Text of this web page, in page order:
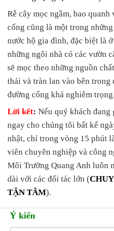
Rễ cây mọc ngầm, bao
cống cũng là một trong
nước hộ gia đình, đặc biệt là
những ngôi nhà có các vườn
sẽ mọc theo những nguồn
thải và tràn lan vào bên trong
đường cống khá nghiêm trọng.
Lời kết: Nếu quý khách đang
ngay cho chúng tôi bất kể
nhật, chỉ trong vòng 15 phút
viên chuyên nghiệp và công
Môi Trường Quang Anh luôn
dài với các đối tác lớn (
TẬN TÂM).
Ý kiến